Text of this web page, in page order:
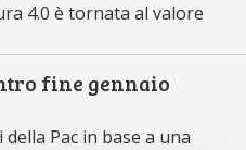
4.0 è tornata al valore
fine gennaio
Pac in base a una